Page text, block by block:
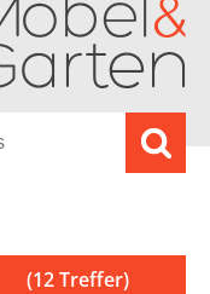
(12 Treffer)